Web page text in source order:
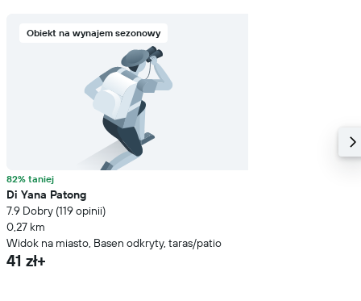
Obiekt na wynajem sezonowy
82% taniej
Di Yana Patong
7.9 Dobry (119 opinii)
0,27 km
Widok na miasto, Basen odkryty, taras/patio
41 zł+